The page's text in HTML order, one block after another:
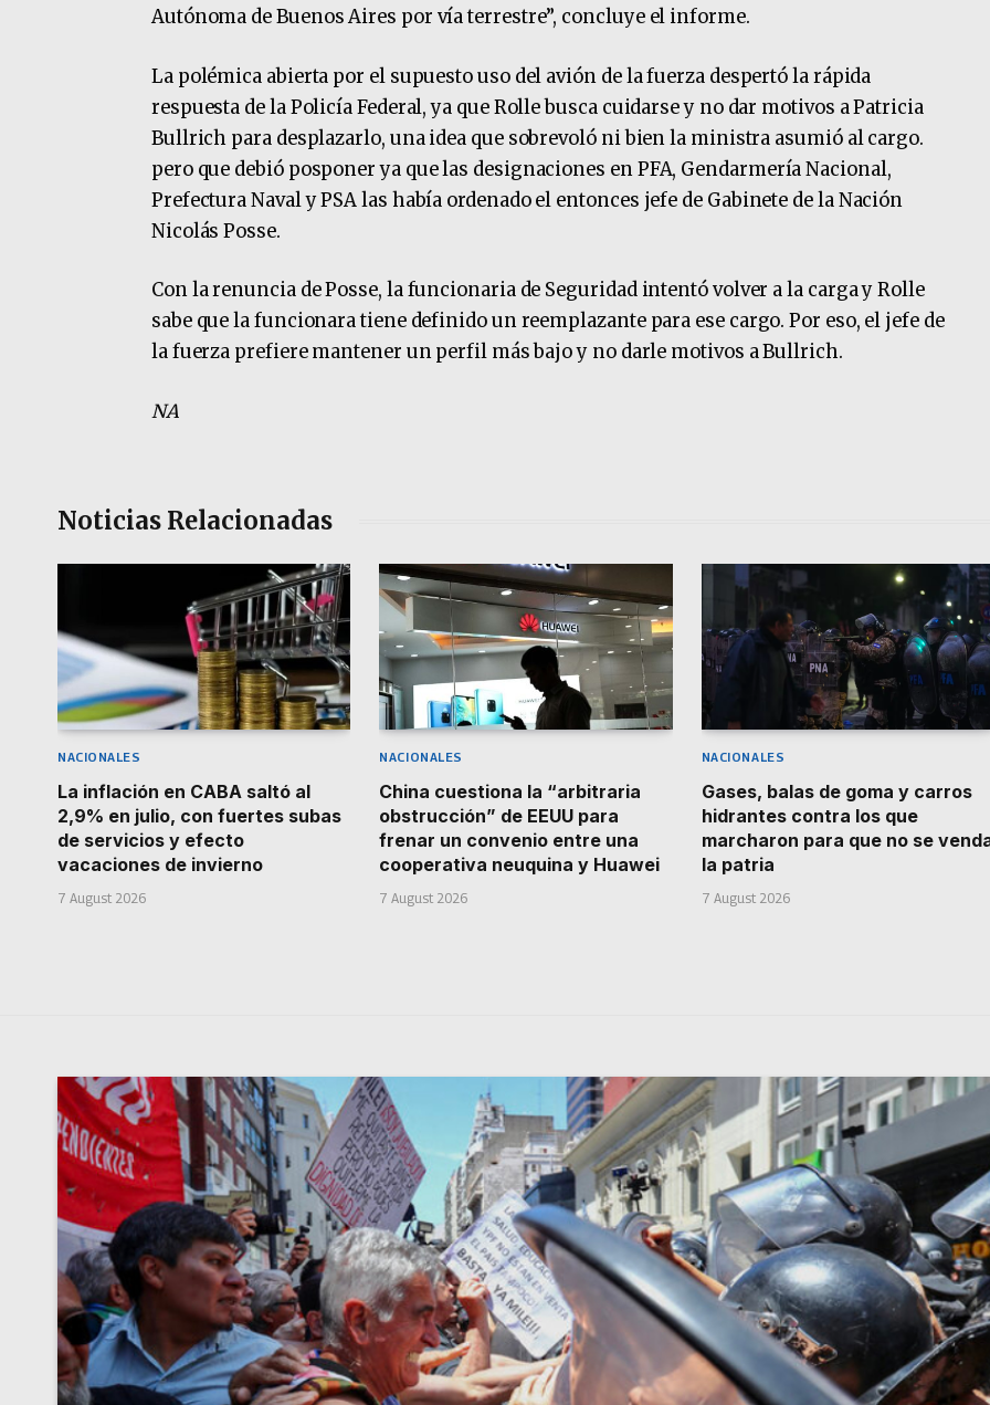
Autónoma de Buenos Aires por vía terrestre”, concluye el informe.
La polémica abierta por el supuesto uso del avión de la fuerza despertó la rápida
respuesta de la Policía Federal, ya que Rolle busca cuidarse y no dar motivos a Patricia
Bullrich para desplazarlo, una idea que sobrevoló ni bien la ministra asumió al cargo.
pero que debió posponer ya que las designaciones en PFA, Gendarmería Nacional,
Prefectura Naval y PSA las había ordenado el entonces jefe de Gabinete de la Nación
Nicolás Posse.
Con la renuncia de Posse, la funcionaria de Seguridad intentó volver a la carga y Rolle
sabe que la funcionara tiene definido un reemplazante para ese cargo. Por eso, el jefe de
la fuerza prefiere mantener un perfil más bajo y no darle motivos a Bullrich.
NA
Noticias Relacionadas
NACIONALES
La inflación en CABA saltó al
2,9% en julio, con fuertes subas
de servicios y efecto
vacaciones de invierno
7 August 2026
NACIONALES
China cuestiona la “arbitraria
obstrucción” de EEUU para
frenar un convenio entre una
cooperativa neuquina y Huawei
7 August 2026
NACIONALES
Gases, balas de goma y carros
hidrantes contra los que
marcharon para que no se
la patria
7 August 2026